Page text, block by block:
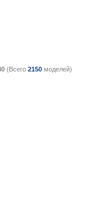
(Всего 2150моделей)